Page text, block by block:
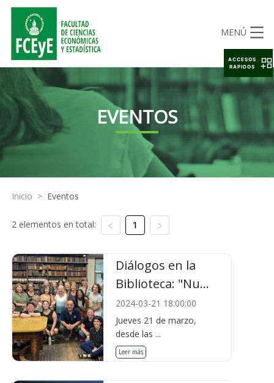
MENÚ
EVENTOS
Inicio > Eventos
2 elementos en total: 1
Diálogos en la
Biblioteca: "Nu...
2024-03-21 18:00:00
Jueves 21 de marzo,
desde las ...
Leer más
ACCESOS
RAPIDOS